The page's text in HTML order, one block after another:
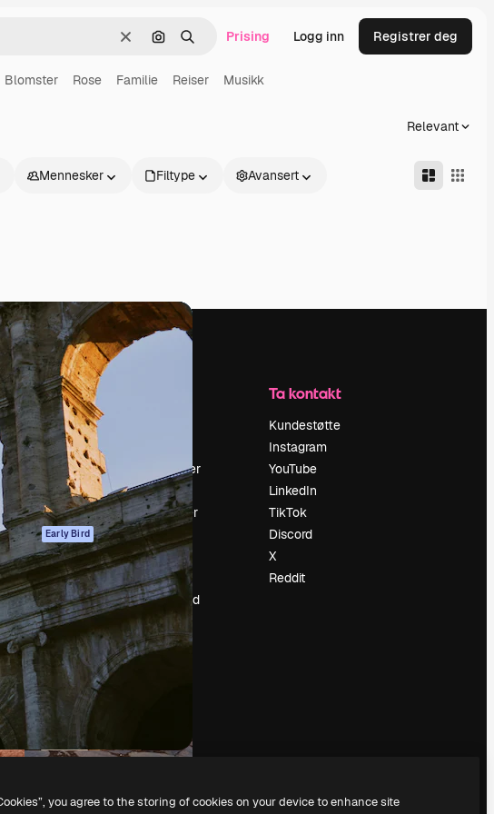
Slett Søk etter bilde
Søk Prising Logg inn Registrer deg
Blomster Rose Familie Reiser Musikk
Relevant
Mennesker Filtype Avansert
i gang
for bruk
Early Bird
for
bedrifter
Anmeldelser
Karrierer
Søketrender
Blogg
Hendelser
Slidesgo
Selg innhold
Presserom
Leter etter
magnific.ai
Ta kontakt
Kundestøtte
Instagram
YouTube
LinkedIn
TikTok
Discord
X
Reddit
you agree to the storing of cookies on your device to enhance site